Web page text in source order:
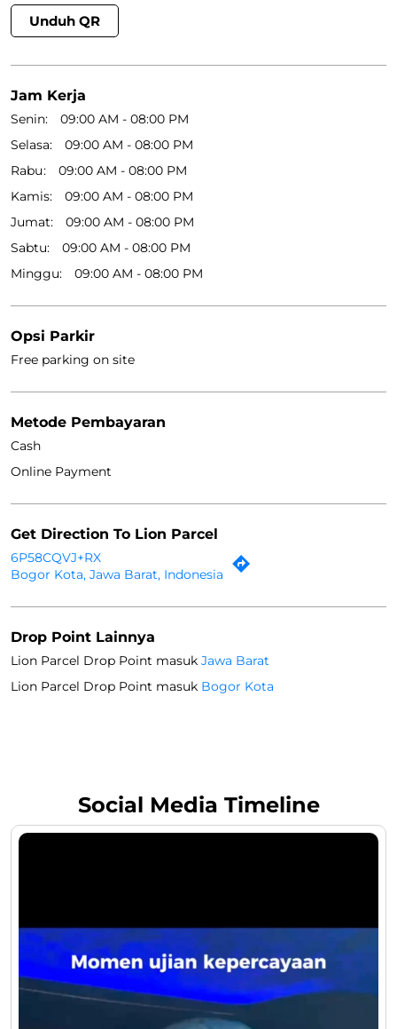
Unduh QR
Jam Kerja
Senin
09:00 AM - 08:00 PM
Selasa
09:00 AM - 08:00 PM
Rabu
09:00 AM - 08:00 PM
Kamis
09:00 AM - 08:00 PM
Jumat
09:00 AM - 08:00 PM
Sabtu
09:00 AM - 08:00 PM
Minggu
09:00 AM - 08:00 PM
Opsi Parkir
Free parking on site
Metode Pembayaran
Cash
Online Payment
Get Direction To Lion Parcel
6P58CQVJ+RX
Bogor Kota, Jawa Barat, Indonesia
Drop Point Lainnya
Lion Parcel Drop Point masuk Jawa Barat
Lion Parcel Drop Point masuk Bogor Kota
Social Media Timeline